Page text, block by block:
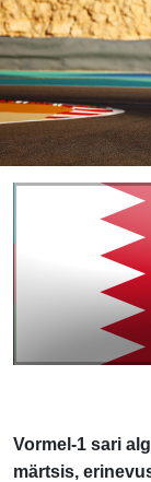
Vormel-1 sari
märtsis,